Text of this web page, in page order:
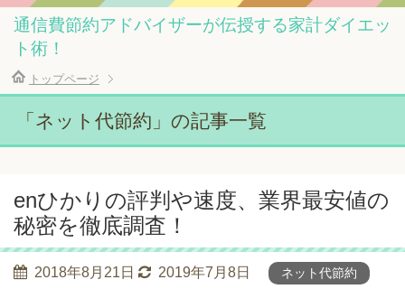
通信費節約アドバイザーが伝授する家計ダイエッ
ト術！
トップページ
「ネット代節約」の記事一覧
enひかりの評判や速度、業界最安値の
秘密を徹底調査！
2018年8月21日 2019年7月8日 ネット代節約